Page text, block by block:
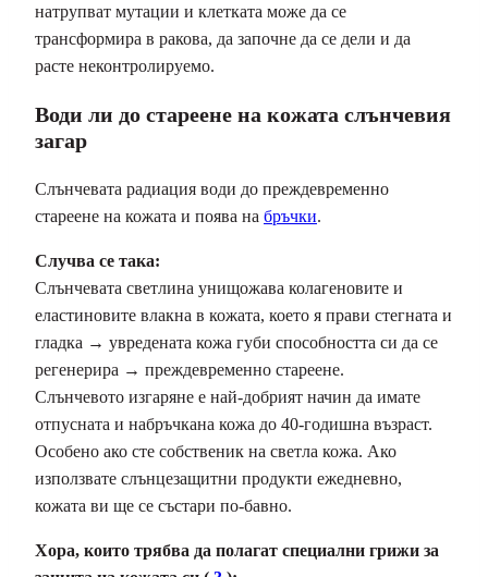
натрупват мутации и клетката може да се
трансформира в ракова, да започне да се дели и да
расте неконтролируемо.
Води ли до стареене на кожата слънчевия
загар
Слънчевата радиация води до преждевременно
стареене на кожата и поява на бръчки.
Случва се така:
Слънчевата светлина унищожава колагеновите и
еластиновите влакна в кожата, което я прави стегната и
гладка → увредената кожа губи способността си да се
регенерира → преждевременно стареене.
Слънчевото изгаряне е най-добрият начин да имате
отпусната и набръчкана кожа до 40-годишна възраст.
Особено ако сте собственик на светла кожа. Ако
използвате слънцезащитни продукти ежедневно,
кожата ви ще се състари по-бавно.
Хора, които трябва да полагат специални грижи за